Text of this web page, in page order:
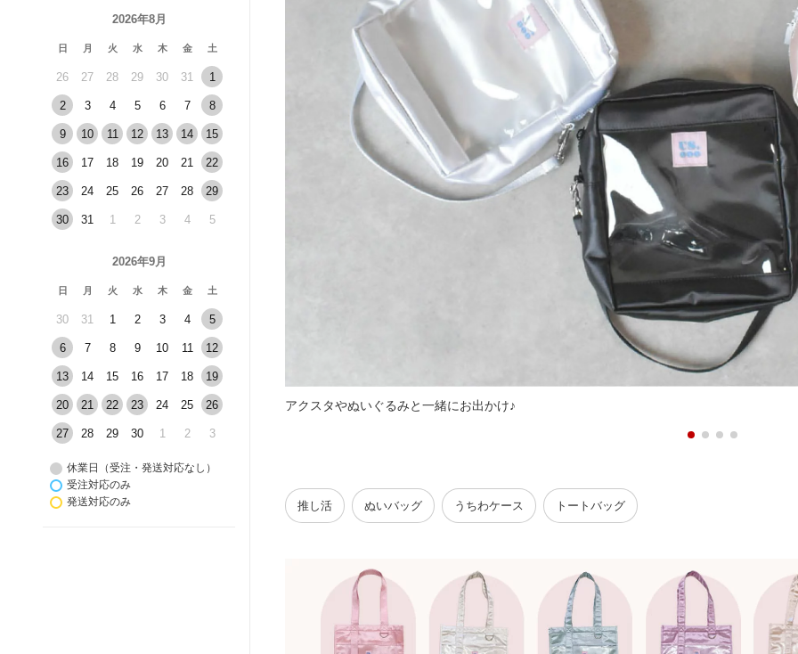
2026年8月
日 月 火 水 木 金 土
26 27 28 29 30 31 1
2 3 4 5 6 7 8
9 10 11 12 13 14 15
16 17 18 19 20 21 22
23 24 25 26 27 28 29
30 31 1 2 3 4 5
2026年9月
日 月 火 水 木 金 土
30 31 1 2 3 4 5
6 7 8 9 10 11 12
13 14 15 16 17 18 19
20 21 22 23 24 25 26
27 28 29 30 1 2 3
休業日（受注・発送対応なし）
受注対応のみ
発送対応のみ
アクスタやぬいぐるみと一緒にお出かけ♪
推し活 ぬいバッグ うちわケース トートバッグ